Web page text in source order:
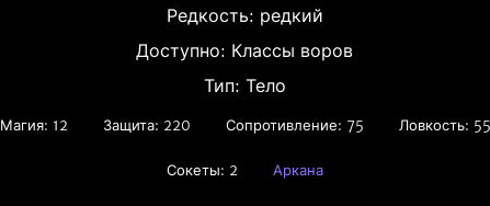
Редкость: редкий
Доступно: Классы воров
Тип: Тело
Магия: 12 Защита: 220 Сопротивление: 75 Ловкость: 55
Сокеты: 2 Аркана